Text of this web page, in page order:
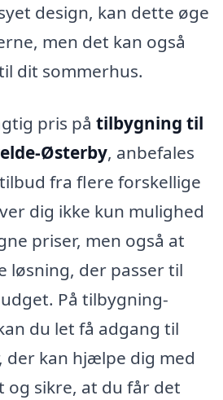
design, kan dette øge
men det kan også
dit sommerhus.
pris på tilbygning til
Østerby, anbefales
fra flere forskellige
dig ikke kun mulighed
priser, men også at
løsning, der passer til
På tilbygning-
du let få adgang til
der kan hjælpe dig med
og sikre, at du får det